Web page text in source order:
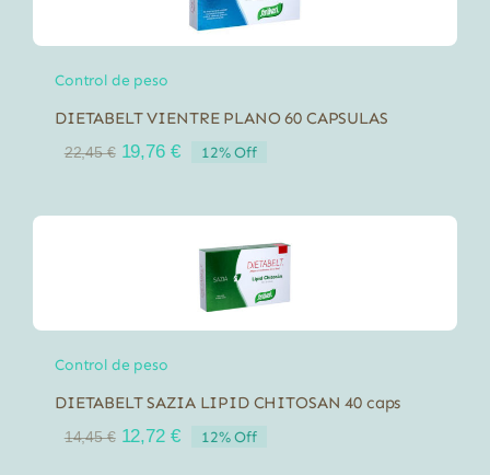
Control de peso
DIETABELT VIENTRE PLANO 60 CAPSULAS
22,45€ El
era:
19,76 €El
es:
12% Off
Control de peso
DIETABELT SAZIA LIPID CHITOSAN 40 caps
14,45€ El
12,72 €El
12% Off